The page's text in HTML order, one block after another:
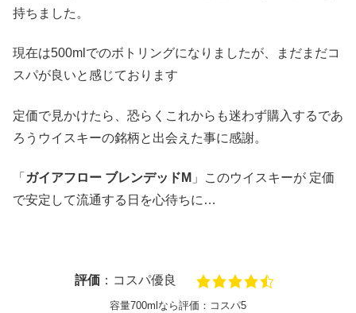
持ちました。
現在は500mlでのボトリングになりましたが、まだまだコ
スパが良いと感じております
定価で見かけたら、恐らくこれからも迷わず購入するであ
ろうウイスキーの銘柄と出会えた事に感謝。
「 ガイアフロー ブレンデッドM 」このウイスキーが 定価
で安定して流通する日を心待ちに…
評価 ：コスパ優良
容量700mlなら評価：コスパ5